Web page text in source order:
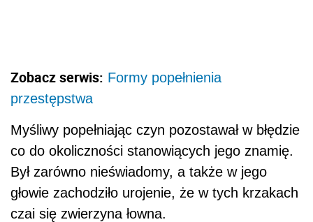
Zobacz serwis: Formy popełnienia
przestępstwa
Myśliwy popełniając czyn pozostawał w błędzie
co do okoliczności stanowiących jego znamię.
Był zarówno nieświadomy, a także w jego
głowie zachodziło urojenie, że w tych krzakach
czai się zwierzyna łowna.